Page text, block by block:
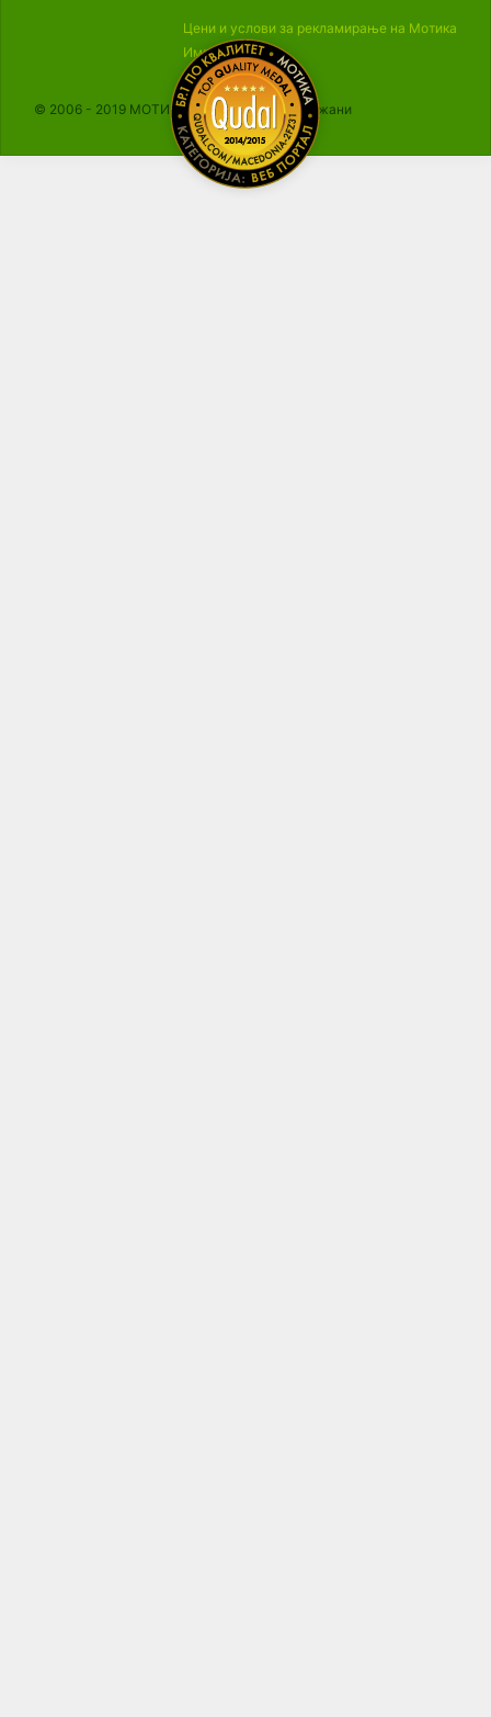
Цени и услови за рекламирање на Мотика
Импресум
© 2006 - 2019 МОТИКА, Сите права се задржани